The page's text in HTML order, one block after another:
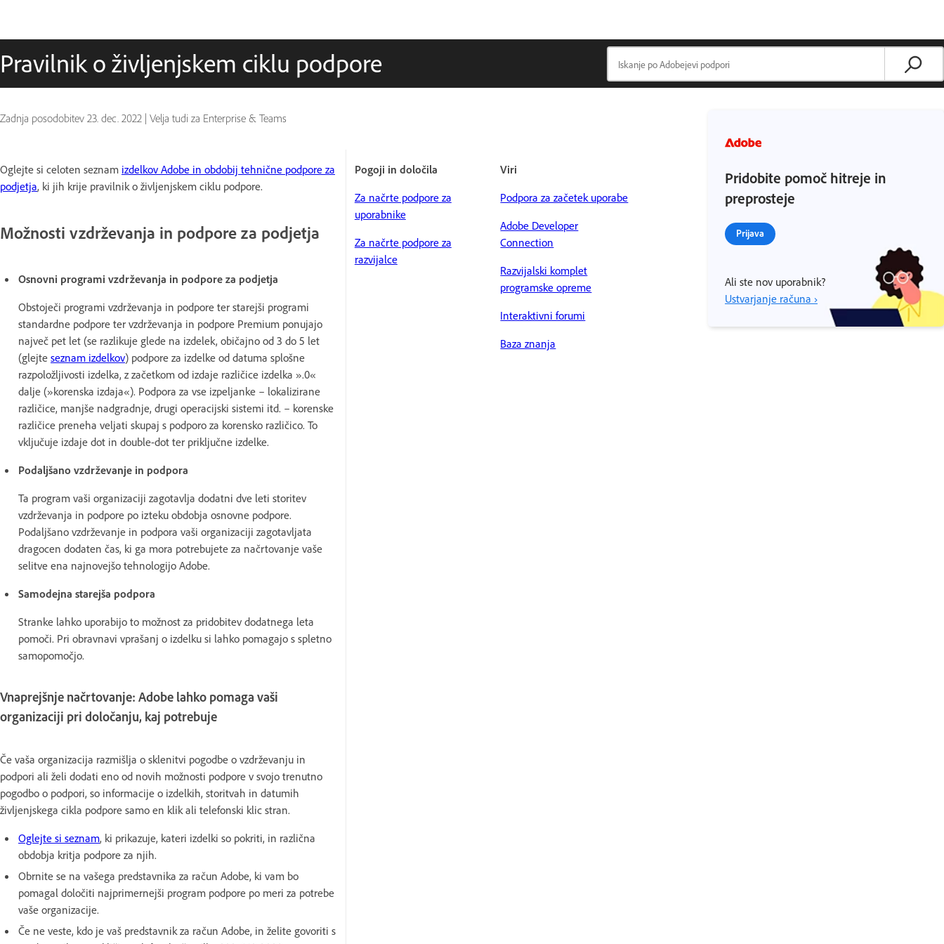
Pravilnik o življenjskem ciklu podpore
Zadnja posodobitev 23. dec. 2022 | Velja tudi za Enterprise & Teams
Oglejte si celoten seznam izdelkov Adobe in obdobij tehnične podpore za
podjetja, ki jih krije pravilnik o življenjskem ciklu podpore.
Možnosti vzdrževanja in podpore za podjetja
Osnovni programi vzdrževanja in podpore za podjetja
Obstoječi programi vzdrževanja in podpore ter starejši programi
standardne podpore ter vzdrževanja in podpore Premium ponujajo
največ pet let (se razlikuje glede na izdelek, običajno od 3 do 5 let
(glejte seznam izdelkov) podpore za izdelke od datuma splošne
razpoložljivosti izdelka, z začetkom od izdaje različice izdelka ».0«
dalje (»korenska izdaja«). Podpora za vse izpeljanke – lokalizirane
različice, manjše nadgradnje, drugi operacijski sistemi itd. – korenske
različice preneha veljati skupaj s podporo za korensko različico. To
vključuje izdaje dot in double-dot ter priključne izdelke.
Podaljšano vzdrževanje in podpora
Ta program vaši organizaciji zagotavlja dodatni dve leti storitev
vzdrževanja in podpore po izteku obdobja osnovne podpore.
Podaljšano vzdrževanje in podpora vaši organizaciji zagotavljata
dragocen dodaten čas, ki ga mora potrebujete za načrtovanje vaše
selitve ena najnovejšo tehnologijo Adobe.
Samodejna starejša podpora
Stranke lahko uporabijo to možnost za pridobitev dodatnega leta
pomoči. Pri obravnavi vprašanj o izdelku si lahko pomagajo s spletno
samopomočjo.
Vnaprejšnje načrtovanje: Adobe lahko pomaga vaši
organizaciji pri določanju, kaj potrebuje
Če vaša organizacija razmišlja o sklenitvi pogodbe o vzdrževanju in
podpori ali želi dodati eno od novih možnosti podpore v svojo trenutno
pogodbo o podpori, so informacije o izdelkih, storitvah in datumih
življenjskega cikla podpore samo en klik ali telefonski klic stran.
Oglejte si seznam, ki prikazuje, kateri izdelki so pokriti, in različna
obdobja kritja podpore za njih.
Obrnite se na vašega predstavnika za račun Adobe, ki vam bo
pomagal določiti najprimernejši program podpore po meri za potrebe
vaše organizacije.
Če ne veste, kdo je vaš predstavnik za račun Adobe, in želite govoriti s
Pogoji in določila
Za načrte podpore za
uporabnike
Za načrte podpore za
razvijalce
Viri
Podpora za začetek uporabe
Adobe Developer
Connection
Razvijalski komplet
programske opreme
Interaktivni forumi
Baza znanja
Pridobite pomoč hitreje in
preprosteje
Prijava
Ali ste nov uporabnik?
Ustvarjanje računa ›